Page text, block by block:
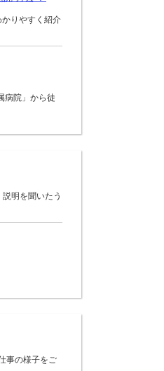
りやすく紹介
病院」から徒
明を聞いたう
事の様子をご